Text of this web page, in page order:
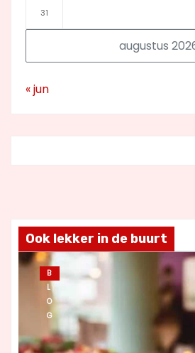
augustus
31
« jun
Ook lekker in de buurt
B
L
O
G